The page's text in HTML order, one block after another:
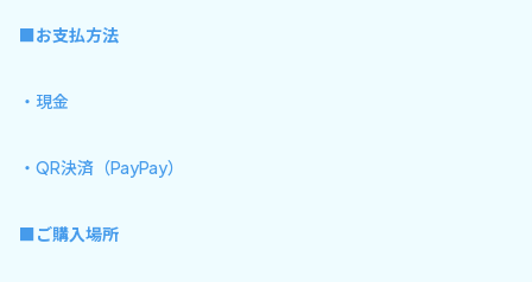
■お支払方法
・現金
・QR決済（PayPay）
■ご購入場所